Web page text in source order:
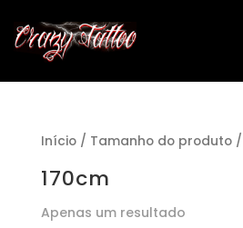
Início/ Tamanho do produto /
170cm
Apenas um resultado